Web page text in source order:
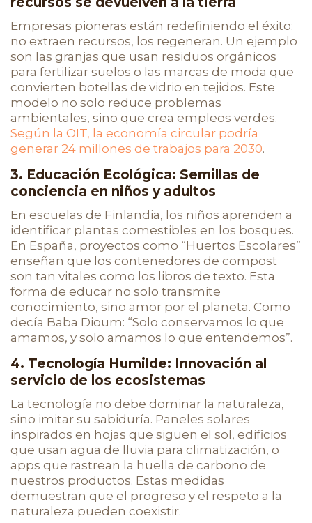
Empresas pioneras están redefiniendo el éxito:
no extraen recursos, los regeneran. Un ejemplo
son las granjas que usan residuos orgánicos
para fertilizar suelos o las marcas de moda que
convierten botellas de vidrio en tejidos. Este
modelo no solo reduce problemas
ambientales, sino que crea empleos verdes.
Según la OIT, la economía circular podría
generar 24 millones de trabajos para 2030.
3. Educación Ecológica: Semillas de
conciencia en niños y adultos
En escuelas de Finlandia, los niños aprenden a
identificar plantas comestibles en los bosques.
En España, proyectos como “Huertos Escolares”
enseñan que los contenedores de compost
son tan vitales como los libros de texto. Esta
forma de educar no solo transmite
conocimiento, sino amor por el planeta. Como
decía Baba Dioum: “Solo conservamos lo que
amamos, y solo amamos lo que entendemos”.
4. Tecnología Humilde: Innovación al
servicio de los ecosistemas
La tecnología no debe dominar la naturaleza,
sino imitar su sabiduría. Paneles solares
inspirados en hojas que siguen el sol, edificios
que usan agua de lluvia para climatización, o
apps que rastrean la huella de carbono de
nuestros productos. Estas medidas
demuestran que el progreso y el respeto a la
naturaleza pueden coexistir.